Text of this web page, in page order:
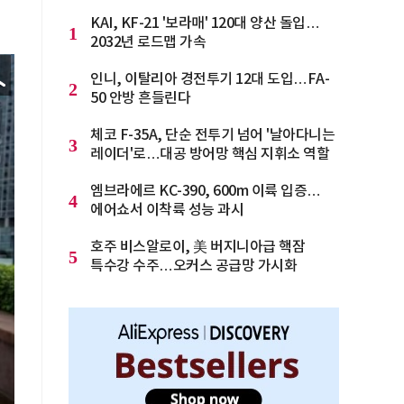
1
KAI, KF-21 '보라매' 120대 양산 돌입…
2032년 로드맵 가속
2
인니, 이탈리아 경전투기 12대 도입…FA-
50 안방 흔들린다
3
체코 F-35A, 단순 전투기 넘어 '날아다니는
레이더'로…대공 방어망 핵심 지휘소 역할
4
엠브라에르 KC-390, 600m 이륙 입증…
에어쇼서 이착륙 성능 과시
5
호주 비스알로이, 美 버지니아급 핵잠
특수강 수주…오커스 공급망 가시화